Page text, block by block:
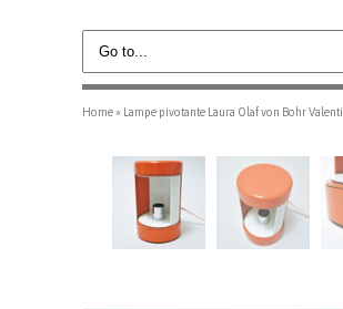
Home» Lampe pivotante Laura Olaf von Bohr Valenti